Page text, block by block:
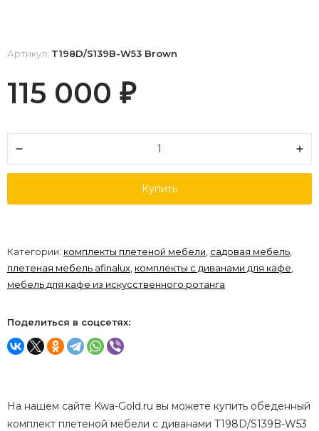
Артикул: T198D/S139B-W53 Brown
115 000 ₽
Купить
Категории: комплекты плетеной мебели садовая мебель
плетеная мебель afinalux комплекты с диванами для кафе
мебель для кафе из искусственного ротанга
Поделиться в соцсетях:
На нашем сайте Kwa-Gold.ru вы можете купить обеденный
комплект плетеной мебели с диванами T198D/S139B-W53